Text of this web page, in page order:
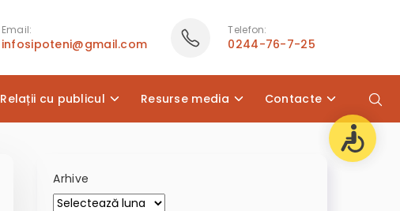
Email:
infosipoteni@gmail.com
Telefon:
0244-76-7-25
Relații cu publicul Resurse media Contacte
Arhive